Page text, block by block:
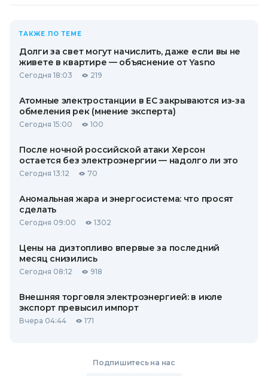
ТАКЖЕ ПО ТЕМЕ
Долги за свет могут начислить, даже если вы не
живете в квартире — объяснение от Yasno
Сегодня 18:03 219
Атомные электростанции в ЕС закрываются из-за
обмеления рек (мнение эксперта)
Сегодня 15:00 100
После ночной российской атаки Херсон
остается без электроэнергии — надолго ли это
Сегодня 13:12 70
Аномальная жара и энергосистема: что просят
сделать
Сегодня 09:00 1302
Цены на дизтопливо впервые за последний
месяц снизились
Сегодня 08:12 918
Внешняя торговля электроэнергией: в июле
экспорт превысил импорт
Вчера 04:44 171
Подпишитесь на нас